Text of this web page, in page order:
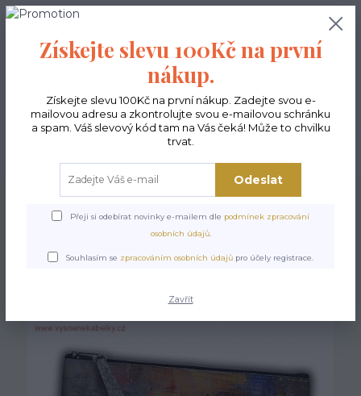
0,00 Kč
Doplňky Kosmetické EKO taštičky
Kosmetická eko taška -
Rozálie
Získejte slevu 100Kč na první
nákup.
Získejte slevu 100Kč na první nákup. Zadejte svou e-
mailovou adresu a zkontrolujte svou e-mailovou schránku
a spam. Váš slevový kód tam na Vás čeká! Může to chvilku
trvat.
Odeslat
Přeji si odebírat novinky e-mailem dle podmínek zpracování
osobních údajů.
Souhlasím se zpracováním osobních údajů pro účely registrace.
Zavřít